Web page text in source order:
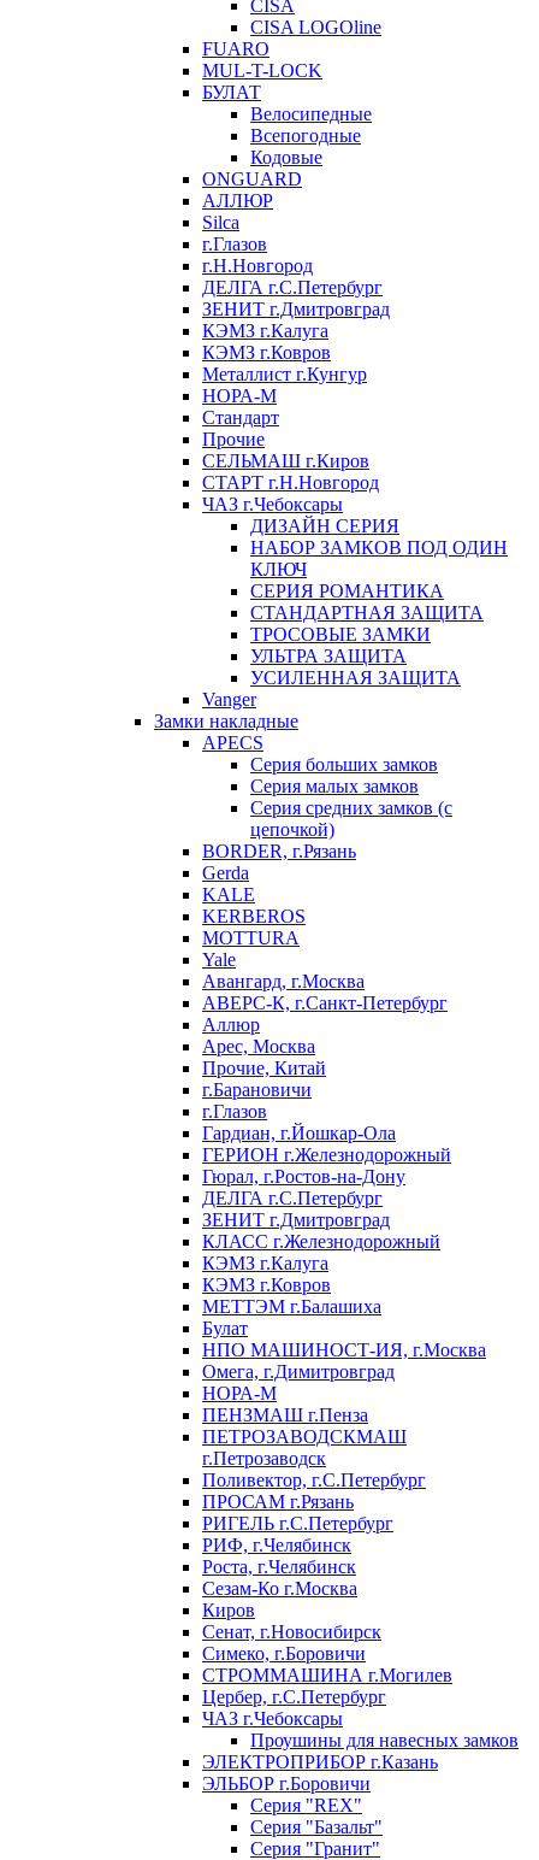
CISA
CISA LOGOline
FUARO
MUL-T-LOCK
БУЛАТ
Велосипедные
Всепогодные
Кодовые
ONGUARD
АЛЛЮР
Silca
г.Глазов
г.Н.Новгород
ДЕЛГА г.С.Петербург
ЗЕНИТ г.Дмитровград
КЭМЗ г.Калуга
КЭМЗ г.Ковров
Металлист г.Кунгур
НОРА-М
Стандарт
Прочие
СЕЛЬМАШ г.Киров
СТАРТ г.Н.Новгород
ЧАЗ г.Чебоксары
ДИЗАЙН СЕРИЯ
НАБОР ЗАМКОВ ПОД ОДИН
КЛЮЧ
СЕРИЯ РОМАНТИКА
СТАНДАРТНАЯ ЗАЩИТА
ТРОСОВЫЕ ЗАМКИ
УЛЬТРА ЗАЩИТА
УСИЛЕННАЯ ЗАЩИТА
Vanger
Замки накладные
APECS
Серия больших замков
Серия малых замков
Серия средних замков (с
цепочкой)
BORDER, г.Рязань
Gerda
KALE
KERBEROS
MOTTURA
Yale
Авангард, г.Москва
АВЕРС-К, г.Санкт-Петербург
Аллюр
Арес, Москва
Прочие, Китай
г.Барановичи
г.Глазов
Гардиан, г.Йошкар-Ола
ГЕРИОН г.Железнодорожный
Гюрал, г.Ростов-на-Дону
ДЕЛГА г.С.Петербург
ЗЕНИТ г.Дмитровград
КЛАСС г.Железнодорожный
КЭМЗ г.Калуга
КЭМЗ г.Ковров
МЕТТЭМ г.Балашиха
Булат
НПО МАШИНОСТ-ИЯ, г.Москва
Омега, г.Димитровград
НОРА-М
ПЕНЗМАШ г.Пенза
ПЕТРОЗАВОДСКМАШ
г.Петрозаводск
Поливектор, г.С.Петербург
ПРОСАМ г.Рязань
РИГЕЛЬ г.С.Петербург
РИФ, г.Челябинск
Роста, г.Челябинск
Сезам-Ко г.Москва
Киров
Сенат, г.Новосибирск
Симеко, г.Боровичи
СТРОММАШИНА г.Могилев
Цербер, г.С.Петербург
ЧАЗ г.Чебоксары
Проушины для навесных замков
ЭЛЕКТРОПРИБОР г.Казань
ЭЛЬБОР г.Боровичи
Серия "REX"
Серия "Базальт"
Серия "Гранит"